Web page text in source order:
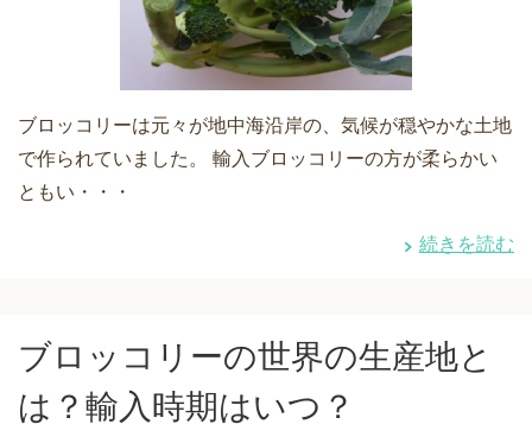
ブロッコリーは元々が地中海沿岸の、気候が穏やかな土地
で作られていました。 輸入ブロッコリーの方が柔らかい
ともい・・・
続きを読む
ブロッコリーの世界の生産地と
は？輸入時期はいつ？